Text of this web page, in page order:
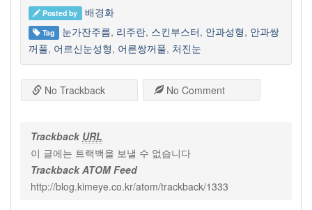
Posted by 배경화
Tag 눈가잔주름, 리주란, 스킨부스터, 안과성형, 안과쌍
꺼풀, 어르신눈성형, 어른쌍꺼풀, 처진눈
No Trackback No Comment
Trackback URL
이 글에는 트랙백을 보낼 수 없습니다
Trackback ATOM Feed
http://blog.kimeye.co.kr/atom/trackback/1333